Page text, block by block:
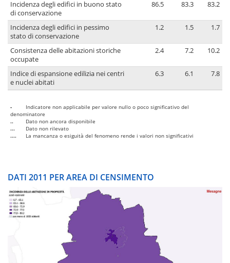
Incidenza degli edifici in buono stato
di conservazione
86.5 83.3 83.2
Incidenza degli edifici in pessimo
stato di conservazione
1.2 1.5 1.7
Consistenza delle abitazioni storiche
occupate
2.4 7.2 10.2
Indice di espansione edilizia nei centri
e nuclei abitati
6.3 6.1 7.8
-
Indicatore non applicabile per valore nullo o poco significativo del
denominatore
..
Dato non ancora disponibile
...
Dato non rilevato
....
La mancanza o esiguità del fenomeno rende i valori non significativi
DATI 2011 PER AREA DI CENSIMENTO